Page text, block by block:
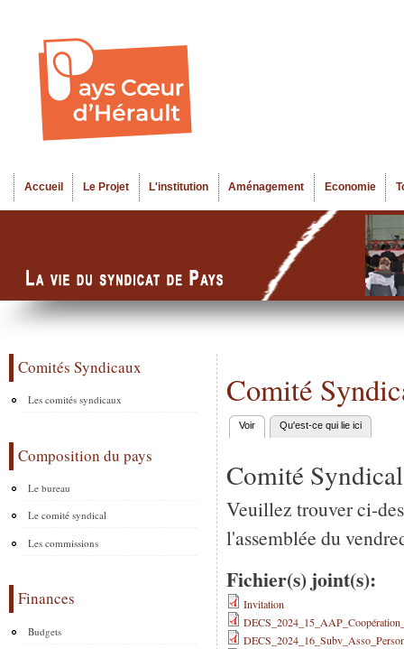
Menu principal
Accueil Le Projet L'institution Aménagement Economie
Comités Syndicaux
Les comités syndicaux
Composition du pays
Le bureau
Le comité syndical
Les commissions
Finances
Budgets
Comité
Onglets principaux
Voir (onglet actif)
Qu'est-ce qui lie ici
Comité
Veuillez trouver ci-
l'assemblée du
Fichier(s) joint(s):
Invitation